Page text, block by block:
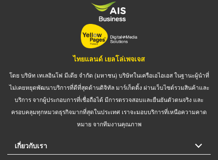
ไทยแลนด์ เยลโล่เพจเจส
โดย บริษัท เทเลอินโฟ มีเดีย จำกัด (มหาชน) บริษัทในเครือเอไอเอส ในฐานะผู้นำที่
ไม่เคยหยุดพัฒนาบริการที่ดีที่สุดด้านดิจิทัล มาร์เก็ตติ้ง ผ่านเว็บไซต์รวมสินค้าและ
บริการ จากผู้ประกอบการที่เชื่อถือได้ มีการตรวจสอบและยืนยันตัวตนจริง และ
ครอบคลุมทุกหมวดธุรกิจมากที่สุดในประเทศ เราจะมอบบริการที่เหนือความคาด
หมาย จากทีมงานคุณภาพ
เกี่ยวกับเรา